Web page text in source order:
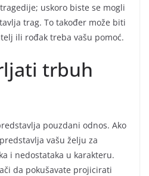
uskoro biste se mogli
trag. To također može biti
ili rođak treba vašu pomoć.
trbuh
pouzdani odnos. Ako
vašu želju za
i nedostataka u karakteru.
da pokušavate projicirati